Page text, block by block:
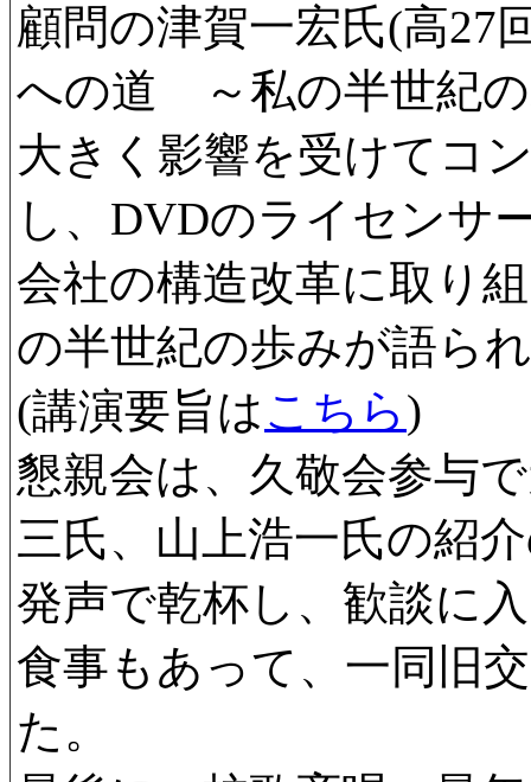
顧問の津賀一宏氏(高27
への道 ～私の半世紀
大きく影響を受けてコ
し、DVDのライセンサ
会社の構造改革に取り
の半世紀の歩みが語ら
(講演要旨はこちら)
懇親会は、久敬会参与
三氏、山上浩一氏の紹
発声で乾杯し、歓談に
食事もあって、一同旧
た。